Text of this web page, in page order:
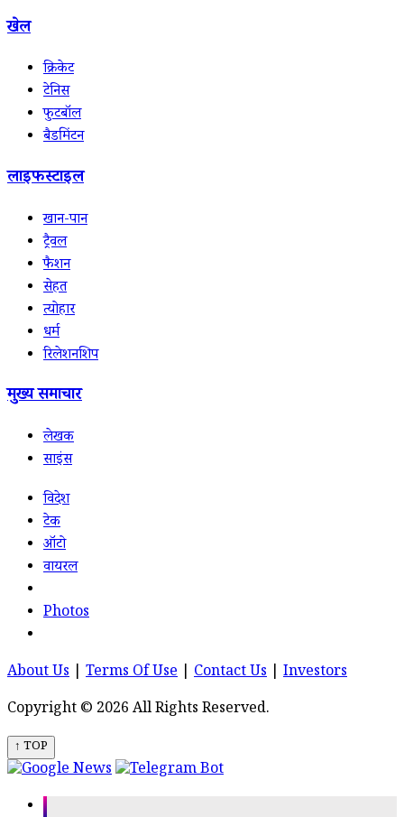
खेल
क्रिकेट
टेनिस
फुटबॉल
बैडमिंटन
लाइफस्टाइल
खान-पान
ट्रैवल
फैशन
सेहत
त्योहार
धर्म
रिलेशनशिप
मुख्य समाचार
लेखक
साइंस
विदेश
टेक
ऑटो
वायरल
Photos
About Us Terms Of Use Contact Us
Investors
Copyright © 2026 All Rights Reserved.
↑ TOP